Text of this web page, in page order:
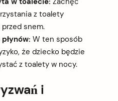
z toalety
snem.
W ten sposób
że dziecko będzie
z toalety w nocy.
i